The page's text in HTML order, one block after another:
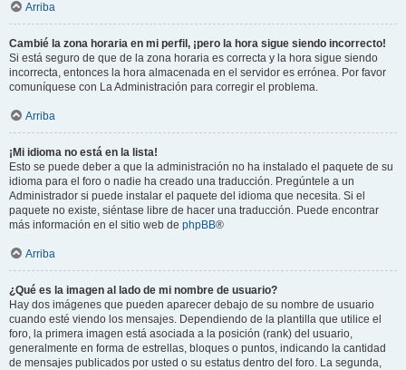
Arriba
Cambié la zona horaria en mi perfil, ¡pero la hora sigue siendo incorrecto!
Si está seguro de que de la zona horaria es correcta y la hora sigue siendo
incorrecta, entonces la hora almacenada en el servidor es errónea. Por favor
comuníquese con La Administración para corregir el problema.
Arriba
¡Mi idioma no está en la lista!
Esto se puede deber a que la administración no ha instalado el paquete de su
idioma para el foro o nadie ha creado una traducción. Pregúntele a un
Administrador si puede instalar el paquete del idioma que necesita. Si el
paquete no existe, siéntase libre de hacer una traducción. Puede encontrar
más información en el sitio web de phpBB®
Arriba
¿Qué es la imagen al lado de mi nombre de usuario?
Hay dos imágenes que pueden aparecer debajo de su nombre de usuario
cuando esté viendo los mensajes. Dependiendo de la plantilla que utilice el
foro, la primera imagen está asociada a la posición (rank) del usuario,
generalmente en forma de estrellas, bloques o puntos, indicando la cantidad
de mensajes publicados por usted o su estatus dentro del foro. La segunda,